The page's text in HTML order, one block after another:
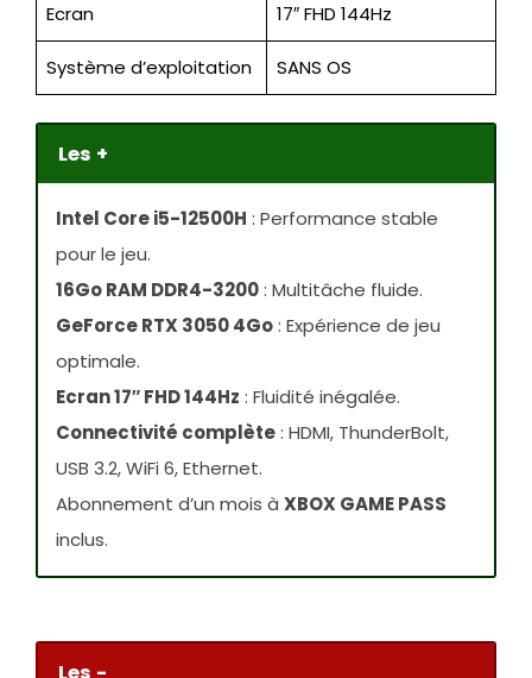
Ecran 17″ FHD 144Hz
Système d’exploitation SANS OS
Les +
Intel Core i5-12500H : Performance stable
pour le jeu.
16Go RAM DDR4-3200: Multitâche fluide.
GeForce RTX 3050 4Go: Expérience de jeu
optimale.
Ecran 17″ FHD 144Hz : Fluidité inégalée.
Connectivité complète: HDMI, ThunderBolt,
USB 3.2, WiFi 6, Ethernet.
Abonnement d’un mois à XBOX GAME PASS
inclus.